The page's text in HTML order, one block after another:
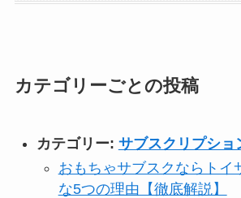
カテゴリーごとの投稿
カテゴリー: サブスクリプショ
おもちゃサブスクならトイ
な5つの理由【徹底解説】